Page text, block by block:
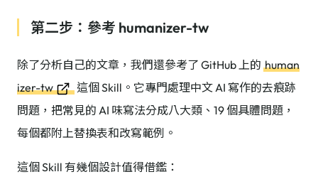
第二步：參考 humanizer-tw
除了分析自己的文章，我們還參考了 GitHub 上的 human
izer-tw
這個 Skill。它專門處理中文 AI 寫作的去痕跡
問題，把常見的 AI 味寫法分成八大類、19 個具體問題，
每個都附上替換表和改寫範例。
這個 Skill 有幾個設計值得借鑑：